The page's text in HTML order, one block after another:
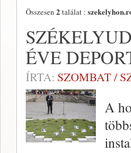
Összesen 2 találat :
ÉVE
ÍRTA: SZOMBAT /
A